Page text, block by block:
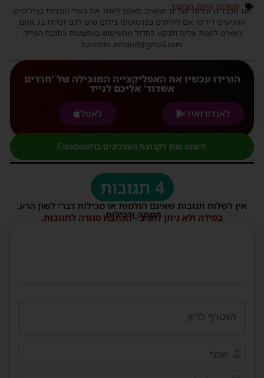
מעונות היום,סבסוד
אנו מכבדים זכויות יוצרים ועושים מאמץ לאתר את בעלי הזכויות בצילומים
המגיעים לידינו. אם זיהיתים בפרסומינו צילום שיש לכם זכויות בו, אתם
רשאים לפנות אלינו ולבקש לחדול מהשימוש באמצעות כתובת המייל:
haredim.ashdod@gmail.com
הורידו עכשיו את האפליקצייה המובילה של 'חרדים
אשדוד' אליכם לנייד
לאנדורואיד
לאפל
להצטרפות לקבוצת העדכונים בוואטסאפ
4 תגובות
אין לשלוח תגובות שאינם הולמות או מכילות דברי לשון הרע,
הסתה ורכילות.
במידה ולא ניתן להגיב - הכתבה סגורה לתגובות.